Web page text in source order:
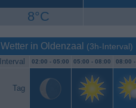
8°C
Wetter in Oldenzaal (3h-Interval)
Interval 02:00 - 05:00 05:00 - 08:00 08:00 -
Tag